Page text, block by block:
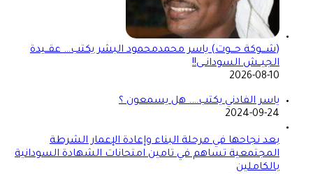
(شـــوكة حـــوت) ياسر محمدمحمود البشر يكتب… عقــيدة
الجيــش السودانــى!!
2026-08-10
ياسر الفادني يكتب…. هل يسمعون ؟
2024-09-24
بعد نجاحها في مرحلة البناء وإعادة الإعمار الشرطة
المجتمعية تساهم في تامين امتحانات الشهادة السودانية
بالكاملين